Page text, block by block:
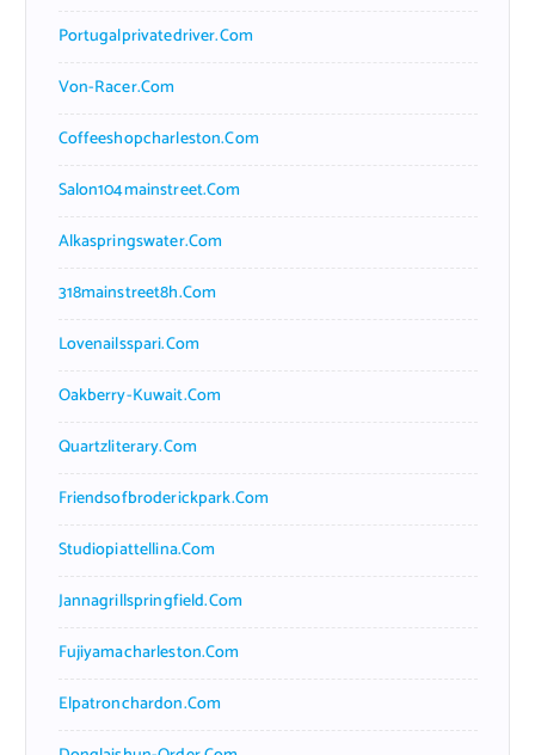
Portugalprivatedriver.com
Von-Racer.com
Coffeeshopcharleston.com
Salon104mainstreet.com
Alkaspringswater.com
318mainstreet8h.com
Lovenailsspari.com
Oakberry-Kuwait.com
Quartzliterary.com
Friendsofbroderickpark.com
Studiopiattellina.com
Jannagrillspringfield.com
Fujiyamacharleston.com
Elpatronchardon.com